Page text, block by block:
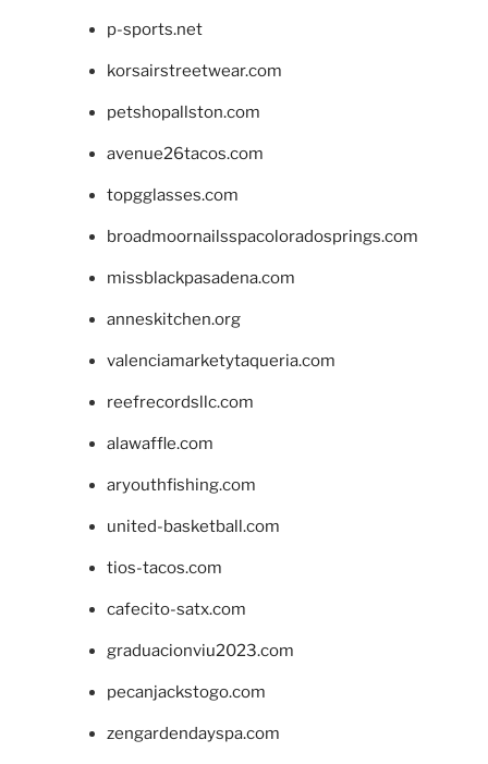
p-sports.net
korsairstreetwear.com
petshopallston.com
avenue26tacos.com
topgglasses.com
broadmoornailsspacoloradosprings.com
missblackpasadena.com
anneskitchen.org
valenciamarketytaqueria.com
reefrecordsllc.com
alawaffle.com
aryouthfishing.com
united-basketball.com
tios-tacos.com
cafecito-satx.com
graduacionviu2023.com
pecanjackstogo.com
zengardendayspa.com